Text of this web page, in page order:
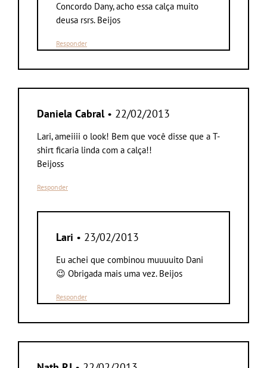
Concordo Dany, acho essa calça muito
deusa rsrs. Beijos
Responder
Daniela Cabral• 22/02/2013
Lari, ameiiii o look! Bem que você disse que a T-
shirt ficaria linda com a calça!!
Beijoss
Responder
Lari • 23/02/2013
Eu achei que combinou muuuuito Dani
😉 Obrigada mais uma vez. Beijos
Responder